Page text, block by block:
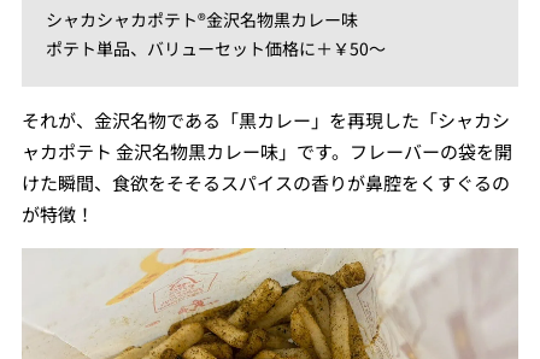
シャカシャカポテト®金沢名物黒カレー味
ポテト単品、バリューセット価格に＋￥50～
それが、金沢名物である「黒カレー」を再現した「シャカシ
ャカポテト 金沢名物黒カレー味」です。フレーバーの袋を開
けた瞬間、食欲をそそるスパイスの香りが鼻腔をくすぐるの
が特徴！